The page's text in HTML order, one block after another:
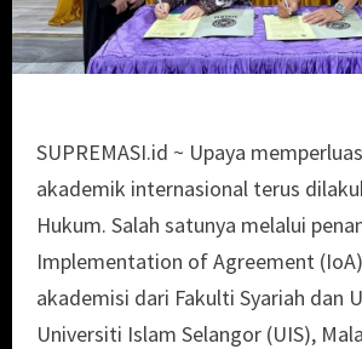
SUPREMASI.id ~ Upaya
akademik internasional terus
Hukum. Salah satunya melalui
Implementation of Agreement
akademisi dari Fakulti Syariah dan
Universiti Islam Selangor (UIS),